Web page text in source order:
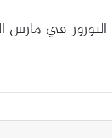
في مارس